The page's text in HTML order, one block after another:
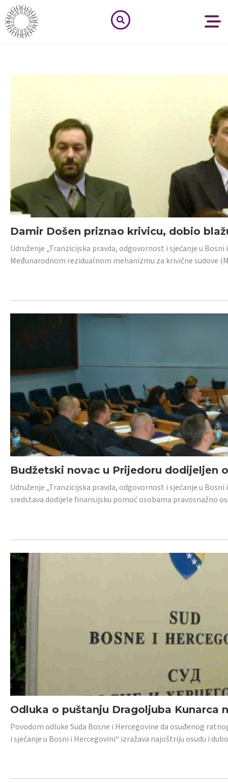
Damir Došen priznao krivicu, dobio
Udruženje „Tranzicijska pravda, odgovornost i sjećanje u
Međunarodnom rezidualnom mehanizmu za krivične sudove
Budžetski novac u Prijedoru dodijeljen
Udruženje „Tranzicijska pravda, odgovornost i sjećanje u
sredstava dodijele finansijsku pomoć osobama pravosnažno
Odluka o puštanju Dragoljuba Kunarca
Povodom odluke Suda Bosne i Hercegovine da osuđenog
i sjećanje u Bosni i Hercegovini“ izražava najoštriju osudu i